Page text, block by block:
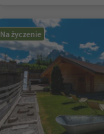
Na życzenie